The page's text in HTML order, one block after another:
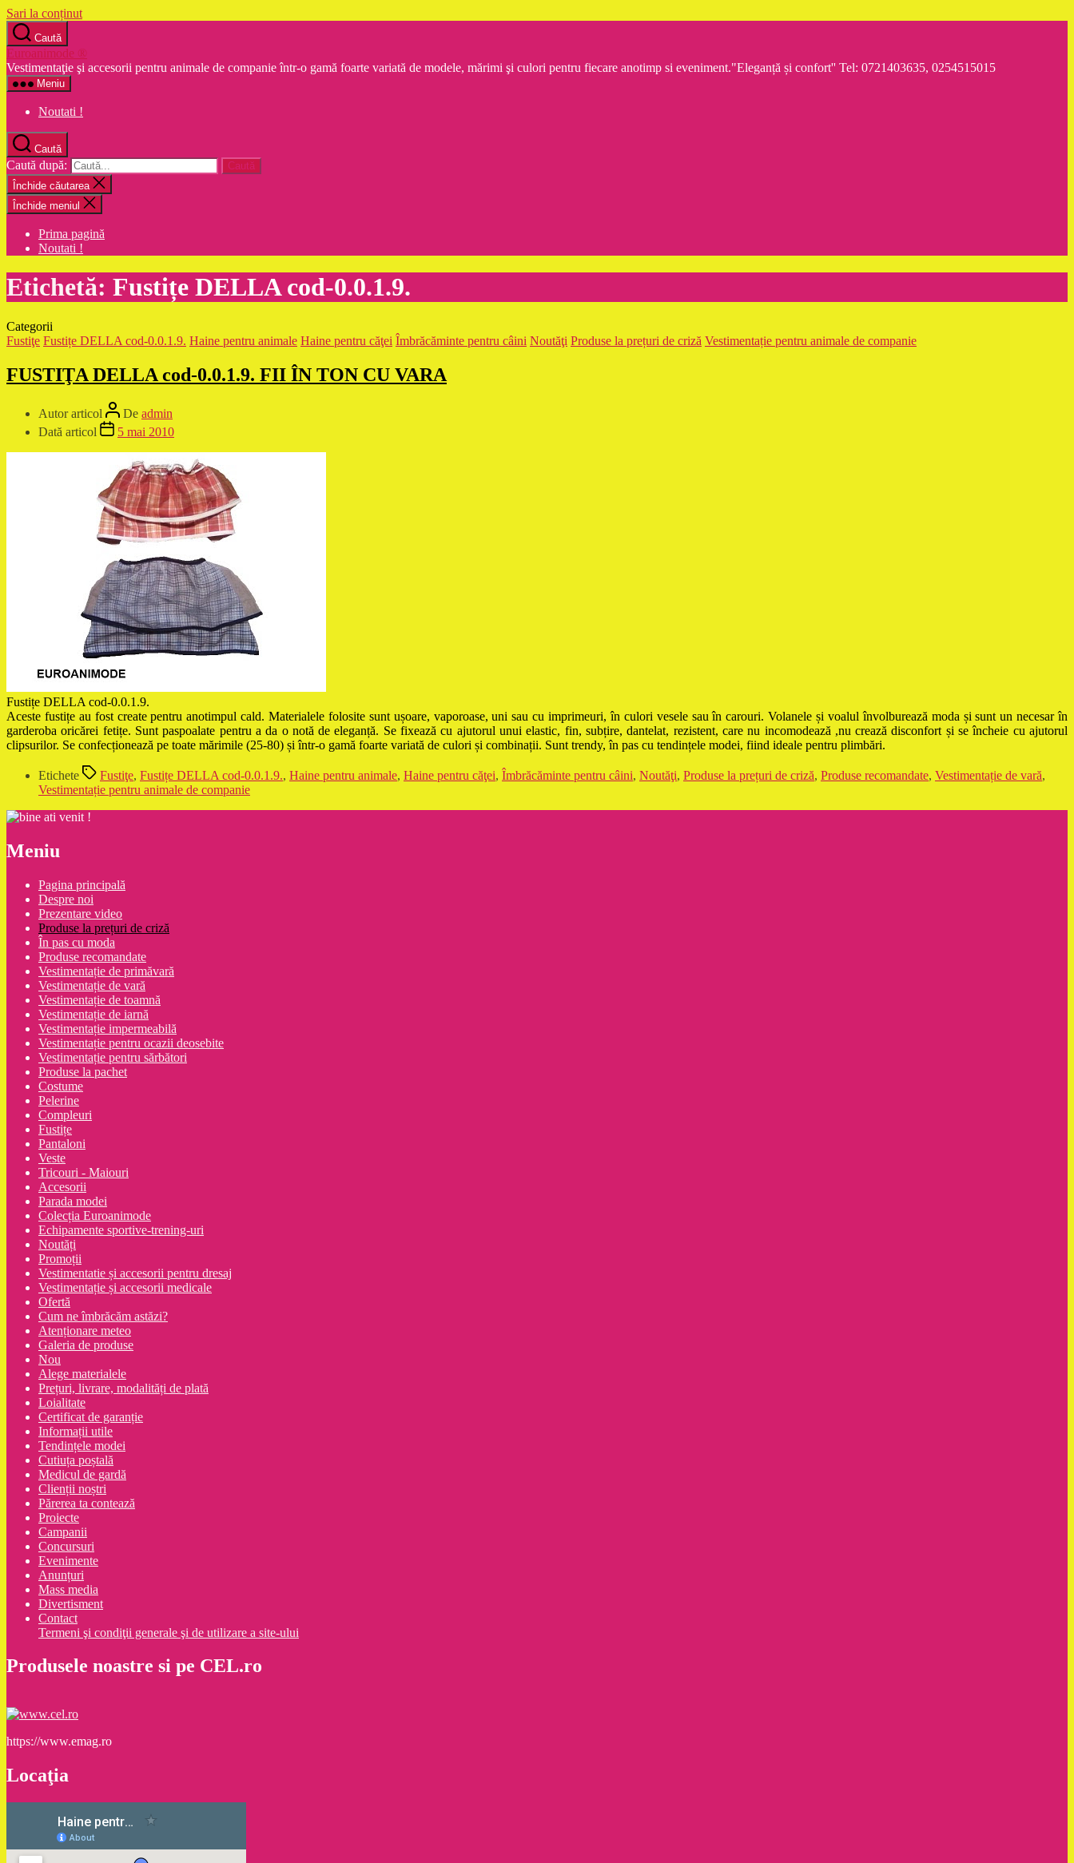
Sari la conținut
Caută
Euroanimode ®
Vestimentaţie şi accesorii pentru animale de companie într-o gamă foarte variată de modele, mărimi şi culori pentru fiecare anotimp si eveniment."Eleganță și confort'' Tel: 0721403635, 0254515015
Meniu
Noutati !
Caută
Caută după:
Închide căutarea
Închide meniul
Prima pagină
Noutati !
Etichetă: Fustițe DELLA cod-0.0.1.9.
Categorii
Fustiţe Fustițe DELLA cod-0.0.1.9. Haine pentru animale Haine pentru căţei Îmbrăcăminte pentru câini Noutăţi Produse la prețuri de criză Vestimentație pentru animale de companie
FUSTIŢA DELLA cod-0.0.1.9. FII ÎN TON CU VARA
Autor articol De admin
Dată articol
5 mai 2010
Fustițe DELLA cod-0.0.1.9.
Aceste fustițe au fost create pentru anotimpul cald. Materialele folosite sunt ușoare, vaporoase, uni sau cu imprimeuri, în culori vesele sau în carouri. Volanele și voalul învolburează moda și sunt un necesar în
garderoba oricărei fetițe. Sunt paspoalate pentru a da o notă de eleganță. Se fixează cu ajutorul unui elastic, fin, subțire, dantelat, rezistent, care nu incomodează ,nu crează disconfort și se încheie cu ajutorul
clipsurilor. Se confecționează pe toate mărimile (25-80) și într-o gamă foarte variată de culori și combinații. Sunt trendy, în pas cu tendințele modei, fiind ideale pentru plimbări.
Etichete Fustiţe, Fustițe DELLA cod-0.0.1.9., Haine pentru animale, Haine pentru căţei, Îmbrăcăminte pentru câini, Noutăţi, Produse la prețuri de criză, Produse recomandate, Vestimentație de vară,
Vestimentație pentru animale de companie
Meniu
Pagina principală
Despre noi
Prezentare video
Produse la prețuri de criză
În pas cu moda
Produse recomandate
Vestimentație de primăvară
Vestimentație de vară
Vestimentație de toamnă
Vestimentație de iarnă
Vestimentație impermeabilă
Vestimentație pentru ocazii deosebite
Vestimentație pentru sărbători
Produse la pachet
Costume
Pelerine
Compleuri
Fustițe
Pantaloni
Veste
Tricouri - Maiouri
Accesorii
Parada modei
Colecția Euroanimode
Echipamente sportive-trening-uri
Noutăți
Promoții
Vestimentatie și accesorii pentru dresaj
Vestimentație și accesorii medicale
Ofertă
Cum ne îmbrăcăm astăzi?
Atenționare meteo
Galeria de produse
Nou
Alege materialele
Prețuri, livrare, modalități de plată
Loialitate
Certificat de garanție
Informații utile
Tendințele modei
Cutiuța poștală
Medicul de gardă
Clienții noștri
Părerea ta contează
Proiecte
Campanii
Concursuri
Evenimente
Anunțuri
Mass media
Divertisment
Contact
Termeni şi condiţii generale şi de utilizare a site-ului
Produsele noastre si pe CEL.ro
https://www.emag.ro
Locaţia